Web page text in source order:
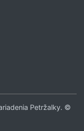
Petržalky. ©